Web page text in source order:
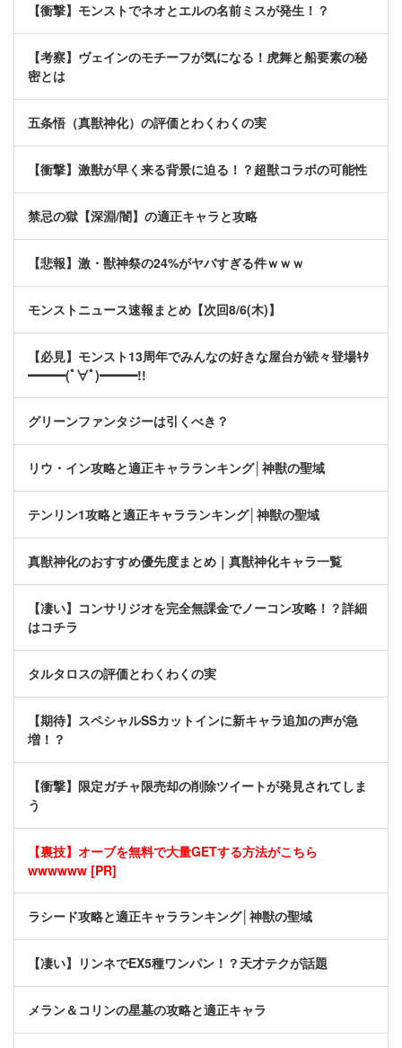
【衝撃】モンストでネオとエルの名前ミスが発生！？
【考察】ヴェインのモチーフが気になる！虎舞と船要素の秘
密とは
五条悟（真獣神化）の評価とわくわくの実
【衝撃】激獣が早く来る背景に迫る！？超獣コラボの可能性
禁忌の獄【深淵/闇】の適正キャラと攻略
【悲報】激・獣神祭の24%がヤバすぎる件ｗｗｗ
モンストニュース速報まとめ【次回8/6(木)】
【必見】モンスト13周年でみんなの好きな屋台が続々登場ｷﾀ
━━━(ﾟ∀ﾟ)━━━!!
グリーンファンタジーは引くべき？
リウ・イン攻略と適正キャラランキング│神獣の聖域
テンリン1攻略と適正キャラランキング│神獣の聖域
真獣神化のおすすめ優先度まとめ｜真獣神化キャラ一覧
【凄い】コンサリジオを完全無課金でノーコン攻略！？詳細
はコチラ
タルタロスの評価とわくわくの実
【期待】スペシャルSSカットインに新キャラ追加の声が急
増！？
【衝撃】限定ガチャ限売却の削除ツイートが発見されてしま
う
【裏技】オーブを無料で大量GETする方法がこちら
wwwwww [PR]
ラシード攻略と適正キャラランキング│神獣の聖域
【凄い】リンネでEX5種ワンパン！？天才テクが話題
メラン＆コリンの星墓の攻略と適正キャラ